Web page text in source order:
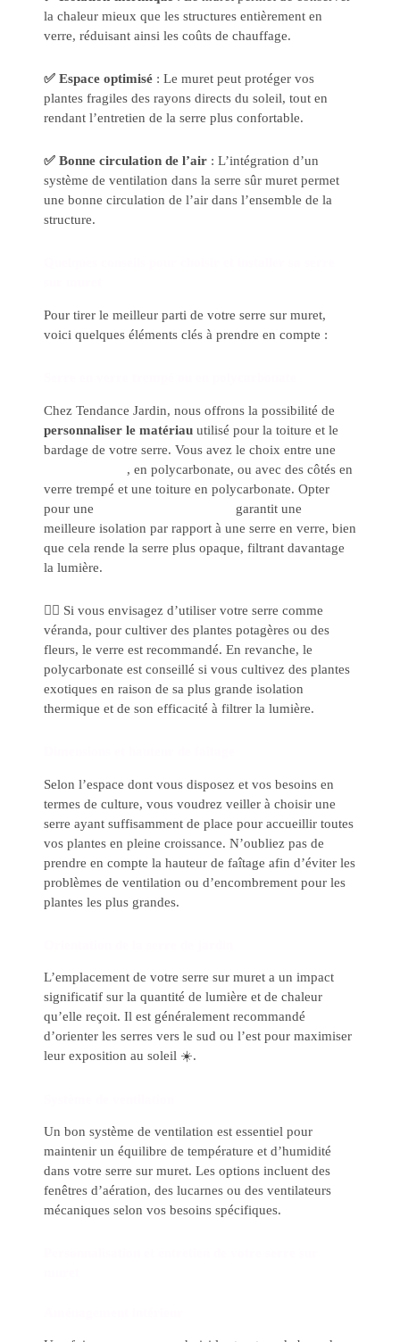
la chaleur mieux que les structures entièrement en
verre, réduisant ainsi les coûts de chauffage.
✅ Espace optimisé: Le muret peut protéger vos
plantes fragiles des rayons directs du soleil, tout en
rendant l’entretien de la serre plus confortable.
✅ Bonne circulation de l’air: L’intégration d’un
système de ventilation dans la serre sûr muret permet
une bonne circulation de l’air dans l’ensemble de la
structure.
Pour tirer le meilleur parti de votre serre sur muret,
voici quelques éléments clés à prendre en compte :
Chez Tendance Jardin, nous offrons la possibilité de
personnaliser le matériauutilisé pour la toiture et le
bardage de votre serre. Vous avez le choix entre une
, en polycarbonate, ou avec des côtés en
verre trempé et une toiture en polycarbonate. Opter
pour une
garantit une
meilleure isolation par rapport à une serre en verre, bien
que cela rende la serre plus opaque, filtrant davantage
la lumière.
👉🏼 Si vous envisagez d’utiliser votre serre comme
véranda, pour cultiver des plantes potagères ou des
fleurs, le verre est recommandé. En revanche, le
polycarbonate est conseillé si vous cultivez des plantes
exotiques en raison de sa plus grande isolation
thermique et de son efficacité à filtrer la lumière.
Selon l’espace dont vous disposez et vos besoins en
termes de culture, vous voudrez veiller à choisir une
serre ayant suffisamment de place pour accueillir toutes
vos plantes en pleine croissance. N’oubliez pas de
prendre en compte la hauteur de faîtage afin d’éviter les
problèmes de ventilation ou d’encombrement pour les
plantes les plus grandes.
L’emplacement de votre serre sur muret a un impact
significatif sur la quantité de lumière et de chaleur
qu’elle reçoit. Il est généralement recommandé
d’orienter les serres vers le sud ou l’est pour maximiser
leur exposition au soleil ☀️.
Un bon système de ventilation est essentiel pour
maintenir un équilibre de température et d’humidité
dans votre serre sur muret. Les options incluent des
fenêtres d’aération, des lucarnes ou des ventilateurs
mécaniques selon vos besoins spécifiques.